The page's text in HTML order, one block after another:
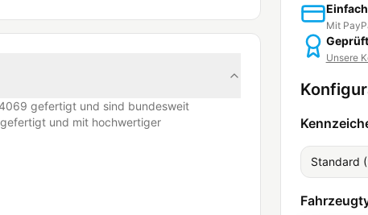
Mit
Unsere
Standard
gefertigt und sind bundesweit
und mit hochwertiger